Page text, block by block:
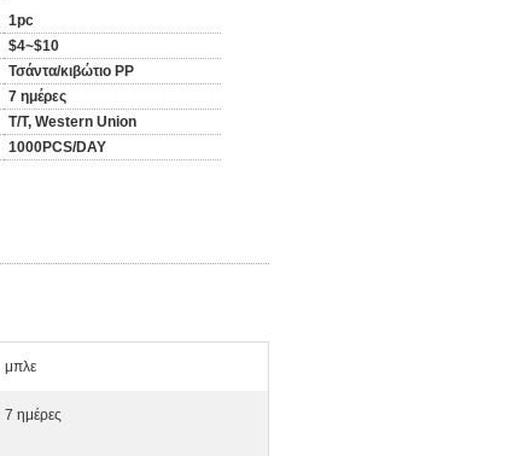
1pc
$4~$10
Τσάντα/κιβώτιο PP
7 ημέρες
T/T, Western Union
1000PCS/DAY
μπλε
7 ημέρες